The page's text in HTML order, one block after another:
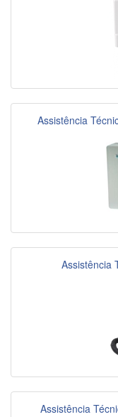
Assistência
Assistência
Assistência